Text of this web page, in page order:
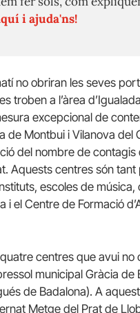
i ajuda'ns!
no obriran les seves
troben a l’àrea
excepcional de
de Montbui i Vilanova del
del nombre de
Aquests centres són
escoles de música,
i el Centre de Formació
centres que avui
municipal Gràcia de
de Badalona). A
Metge del Prat de